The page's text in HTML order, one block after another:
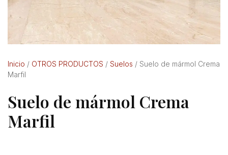
Inicio / OTROS PRODUCTOS / Suelos / Suelo de mármol Crema
Marfil
Suelo de mármol Crema
Marfil